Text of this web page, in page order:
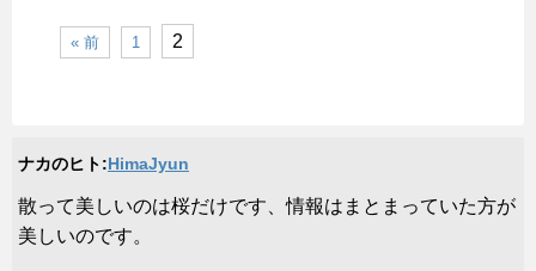
« 前 1 2
ナカのヒト:HimaJyun
​散って美しいのは桜だけです、情報はまとまっていた方が
美しいのです。